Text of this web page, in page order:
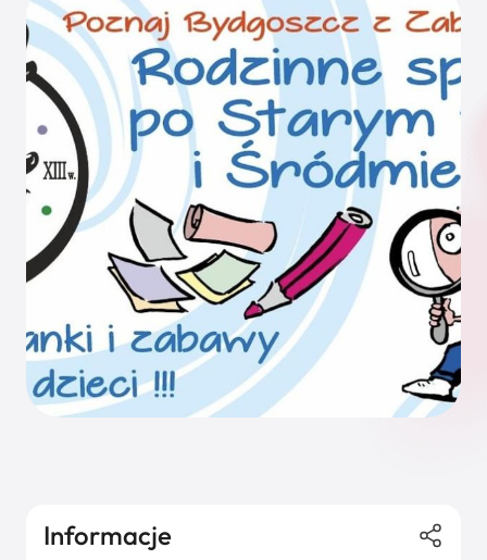
Kategoria
Wyszukaj
Informacje